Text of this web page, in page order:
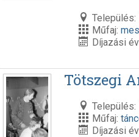
Település:
Műfaj:
Díjazási
Tötszegi
Település:
Műfaj:
Díjazási